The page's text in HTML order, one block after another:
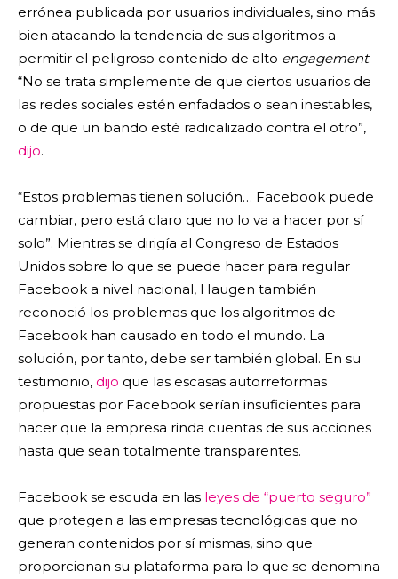
errónea publicada por usuarios individuales, sino más
bien atacando la tendencia de sus algoritmos a
permitir el peligroso contenido de alto engagement.
“No se trata simplemente de que ciertos usuarios de
las redes sociales estén enfadados o sean inestables,
o de que un bando esté radicalizado contra el otro”,
dijo.
“Estos problemas tienen solución… Facebook puede
cambiar, pero está claro que no lo va a hacer por sí
solo”. Mientras se dirigía al Congreso de Estados
Unidos sobre lo que se puede hacer para regular
Facebook a nivel nacional, Haugen también
reconoció los problemas que los algoritmos de
Facebook han causado en todo el mundo. La
solución, por tanto, debe ser también global. En su
testimonio, dijo que las escasas autorreformas
propuestas por Facebook serían insuficientes para
hacer que la empresa rinda cuentas de sus acciones
hasta que sean totalmente transparentes.
Facebook se escuda en las leyes de “puerto seguro”
que protegen a las empresas tecnológicas que no
generan contenidos por sí mismas, sino que
proporcionan su plataforma para lo que se denomina